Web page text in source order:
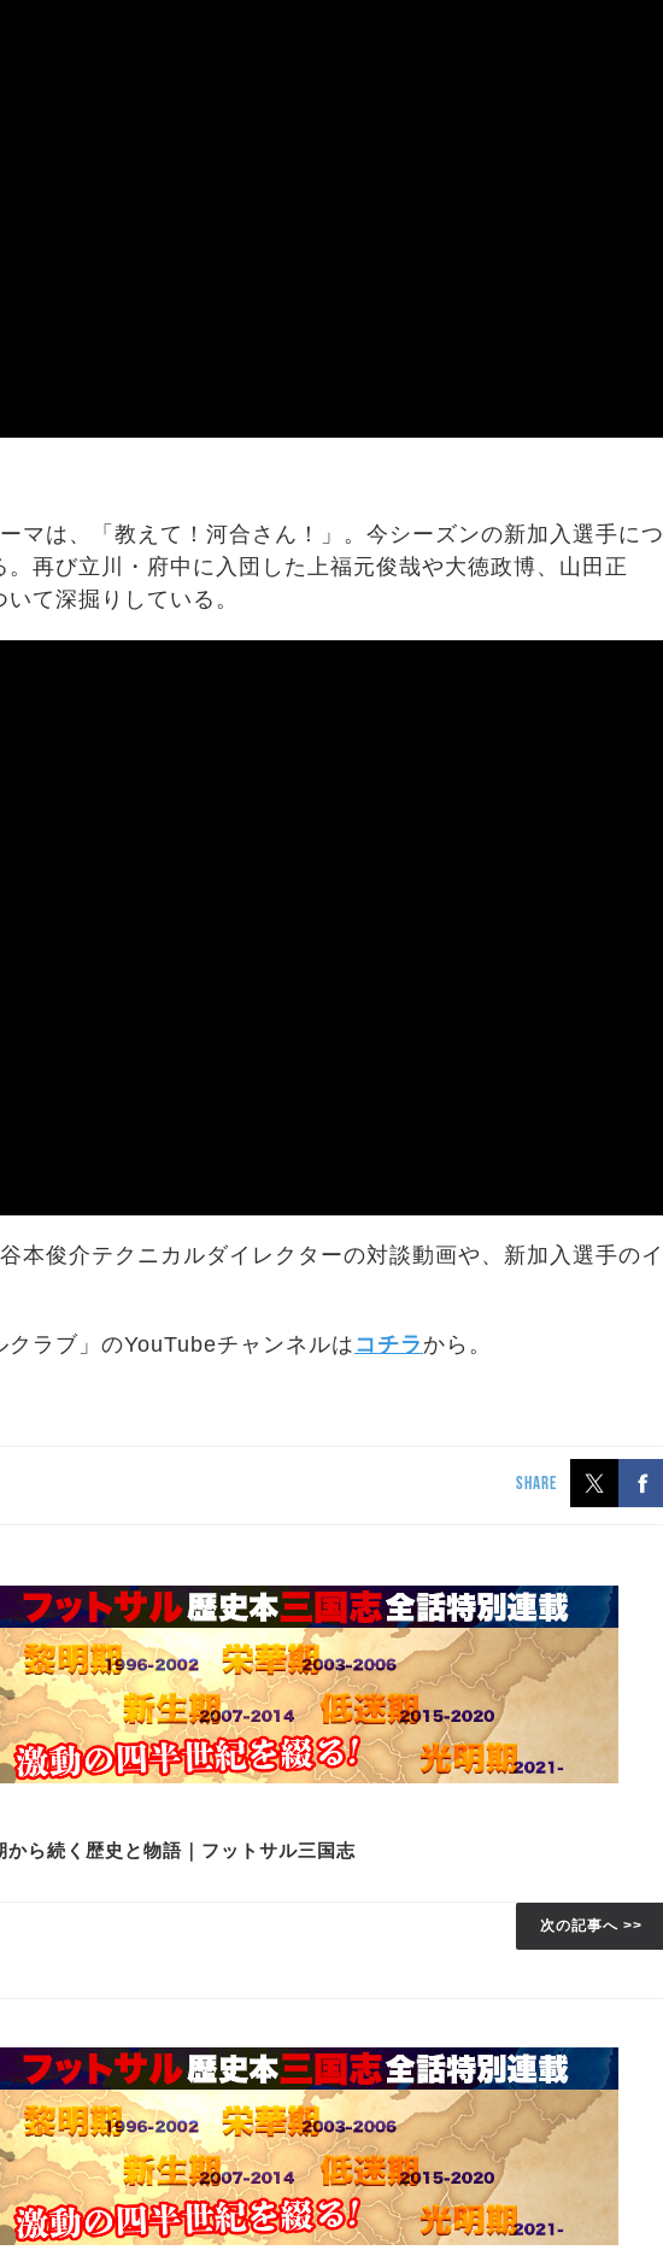
マは、「教えて！河合さん！」。今シーズンの新加入選手につ
再び立川・府中に入団した上福元俊哉や大徳政博、山田正
て深掘りしている。
本俊介テクニカルダイレクターの対談動画や、新加入選手のイ
クラブ」のYouTubeチャンネルは コチラ から。
SHARE
から続く歴史と物語｜フットサル三国志
次の記事へ >>